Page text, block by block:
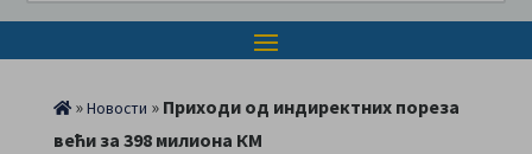
»Новости » Приходи од индиректних пореза
већи за 398 милиона КМ